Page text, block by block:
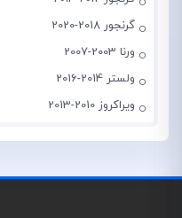
گرنجور 2018-2020
ورنا 2003-2007
ولستر 2014-2016
ویراکروز 2010-2013